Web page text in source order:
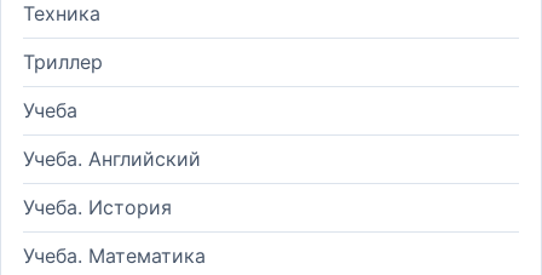
Техника
Триллер
Учеба
Учеба. Английский
Учеба. История
Учеба. Математика